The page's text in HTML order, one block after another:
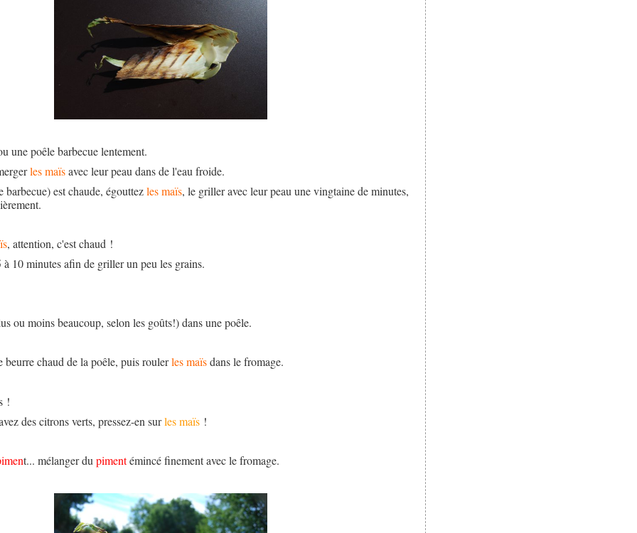
une poêle barbecue lentement.
les maïsavec leur peau dans de l'eau froide.
barbecue) est chaude, égouttezles maïs, le griller avec leur peau une vingtaine de minutes,
, attention, c'est chaud !
10 minutes afin de griller un peu les grains.
ou moins beaucoup, selon les goûts!) dans une poêle.
beurre chaud de la poêle, puis roulerles maïsdans le fromage.
!
des citrons verts, pressez-en surles maïs !
t... mélanger dupimentémincé finement avec le fromage.